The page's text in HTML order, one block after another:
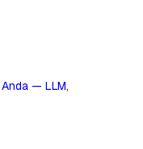
— LLM,